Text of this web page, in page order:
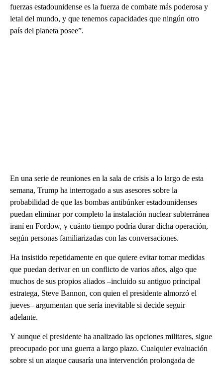
fuerzas estadounidense es la fuerza de combate más poderosa y
letal del mundo, y que tenemos capacidades que ningún otro
país del planeta posee”.
En una serie de reuniones en la sala de crisis a lo largo de esta
semana, Trump ha interrogado a sus asesores sobre la
probabilidad de que las bombas antibúnker estadounidenses
puedan eliminar por completo la instalación nuclear subterránea
iraní en Fordow, y cuánto tiempo podría durar dicha operación,
según personas familiarizadas con las conversaciones.
Ha insistido repetidamente en que quiere evitar tomar medidas
que puedan derivar en un conflicto de varios años, algo que
muchos de sus propios aliados –incluido su antiguo principal
estratega, Steve Bannon, con quien el presidente almorzó el
jueves– argumentan que sería inevitable si decide seguir
adelante.
Y aunque el presidente ha analizado las opciones militares, sigue
preocupado por una guerra a largo plazo. Cualquier evaluación
sobre si un ataque causaría una intervención prolongada de